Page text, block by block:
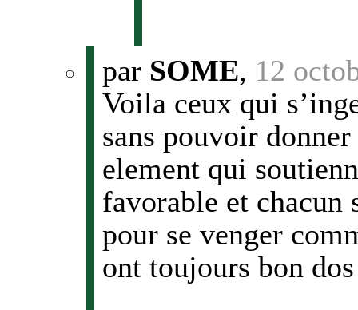
par SOME, 12
Voila ceux qui
sans pouvoir
element qui
favorable et
pour se venger
ont toujours bon